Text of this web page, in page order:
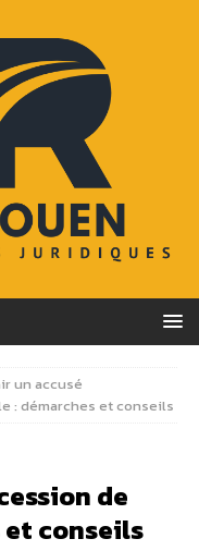
un accusé
: démarches et conseils
de
conseils